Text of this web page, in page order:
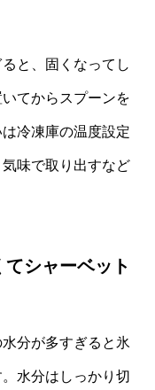
と、固くなってし
てからスプーンを
冷凍庫の温度設定
味で取り出すなど
シャーベット
分が多すぎると氷
水分はしっかり切